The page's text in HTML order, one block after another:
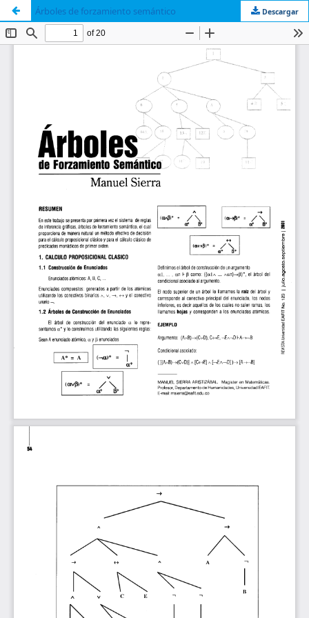
Árboles de forzamiento semántico Descargar